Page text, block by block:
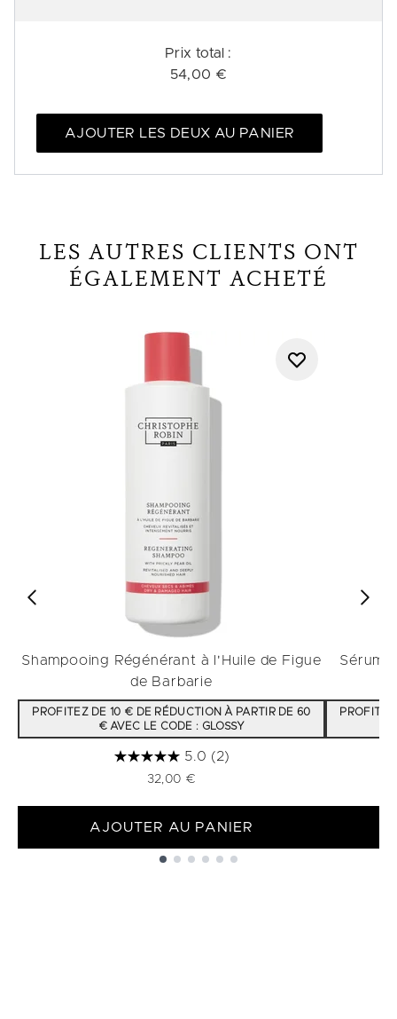
Prix ​​total :
54,00 €
AJOUTER LES DEUX AU PANIER
LES AUTRES CLIENTS ONT
ÉGALEMENT ACHETÉ
Shampooing Régénérant à l'Huile de Figue
de Barbarie
PROFITEZ DE 10 € DE RÉDUCTION À PARTIR DE 60
€ AVEC LE CODE : GLOSSY
5.0 (2)
32,00 €
AJOUTER AU PANIER
Sérum